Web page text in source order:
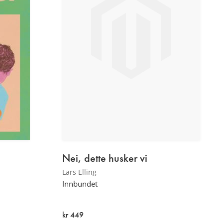
Nei, dette husker vi
Lars Elling
Innbundet
kr 449